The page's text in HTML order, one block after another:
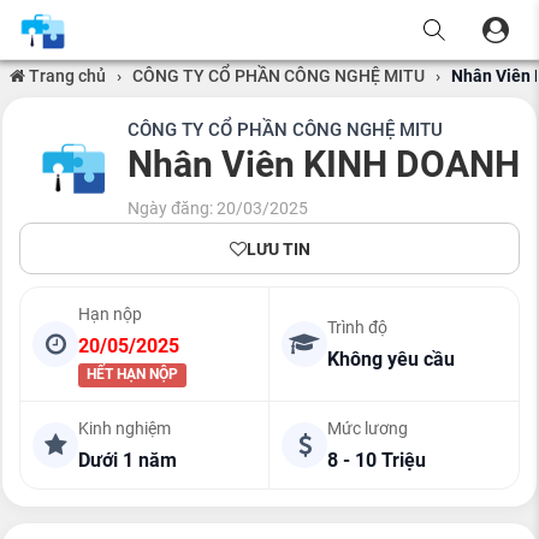
Trang chủ › CÔNG TY CỔ PHẦN CÔNG NGHỆ MITU › Nhân Viên
CÔNG TY CỔ PHẦN CÔNG NGHỆ MITU
Nhân Viên KINH DOANH
Ngày đăng: 20/03/2025
LƯU TIN
Hạn nộp
20/05/2025
HẾT HẠN NỘP
Trình độ
Không yêu cầu
Kinh nghiệm
Dưới 1 năm
Mức lương
8 - 10 Triệu